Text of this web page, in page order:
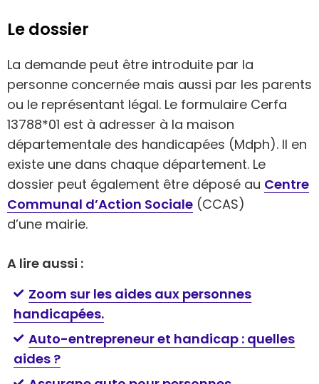
Le dossier
La demande peut être introduite par la
personne concernée mais aussi par les parents
ou le représentant légal. Le formulaire Cerfa
13788*01 est à adresser à la maison
départementale des handicapées (Mdph). Il en
existe une dans chaque département. Le
dossier peut également être déposé au Centre
Communal d’Action Sociale (CCAS)
d’une mairie.
A lire aussi :
Zoom sur les aides aux personnes
handicapées.
Auto-entrepreneur et handicap : quelles
aides ?